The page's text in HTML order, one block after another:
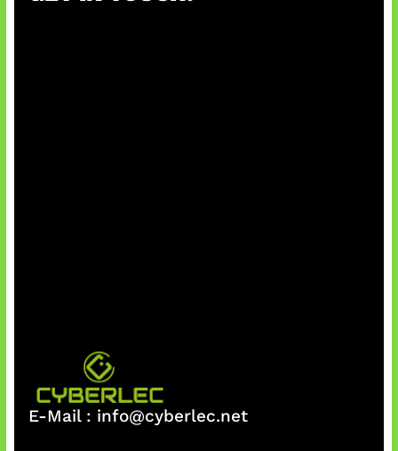
E-Mail : info@cyberlec.net